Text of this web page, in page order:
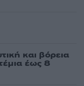
και βόρεια
έως 8